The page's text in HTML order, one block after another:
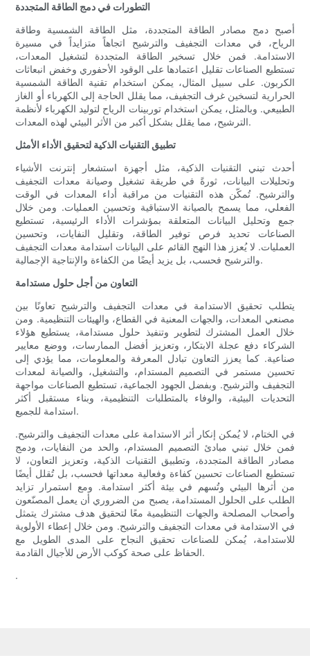
التطورات في دمج الطاقة المتجددة
أصبح دمج مصادر الطاقة المتجددة، مثل الطاقة الشمسية وطاقة
الرياح، في معدات التجفيف والترشيح اتجاهاً متزايداً في مسيرة
الاستدامة. فمن خلال تسخير الطاقة المتجددة لتشغيل المعدات،
تستطيع الصناعات تقليل اعتمادها على الوقود الأحفوري وخفض انبعاثات
الكربون. على سبيل المثال، يمكن استخدام تقنية الطاقة الشمسية
الحرارية لتسخين غرف التجفيف، مما يقلل الحاجة إلى الكهرباء أو الغاز
الطبيعي. وبالمثل، يمكن استخدام توربينات الرياح لتوليد الكهرباء لأنظمة
الترشيح، مما يقلل بشكل أكبر من الأثر البيئي لهذه المعدات.
تطبيق التقنيات الذكية لتحقيق الأداء الأمثل
أحدث تبني التقنيات الذكية، مثل أجهزة استشعار إنترنت الأشياء
وتحليلات البيانات، ثورةً في طريقة تشغيل وصيانة معدات التجفيف
والترشيح. تُمكّن هذه التقنيات من مراقبة أداء المعدات في الوقت
الفعلي، مما يسمح بالصيانة الاستباقية وتحسين العمليات. ومن خلال
جمع وتحليل البيانات المتعلقة بمؤشرات الأداء الرئيسية، تستطيع
الصناعات تحديد فرص توفير الطاقة، وتقليل النفايات، وتحسين
العمليات. لا يُعزز هذا النهج القائم على البيانات استدامة معدات التجفيف
والترشيح فحسب، بل يزيد أيضًا من الكفاءة والإنتاجية الإجمالية.
التعاون من أجل حلول مستدامة
يتطلب تحقيق الاستدامة في معدات التجفيف والترشيح تعاونًا بين
مصنعي المعدات، والجهات المعنية في القطاع، والهيئات التنظيمية. ومن
خلال العمل المشترك لتطوير وتنفيذ حلول مستدامة، يستطيع هؤلاء
الشركاء دفع عجلة الابتكار، وتعزيز أفضل الممارسات، ووضع معايير
صناعية. كما يعزز التعاون تبادل المعرفة والمعلومات، مما يؤدي إلى
تحسين مستمر في التصميم المستدام، والتشغيل، والصيانة لمعدات
التجفيف والترشيح. وبفضل الجهود الجماعية، تستطيع الصناعات مواجهة
التحديات البيئية، والوفاء بالمتطلبات التنظيمية، وبناء مستقبل أكثر
استدامة للجميع.
في الختام، لا يُمكن إنكار أثر الاستدامة على معدات التجفيف والترشيح.
فمن خلال تبني مبادئ التصميم المستدام، والحد من النفايات، ودمج
مصادر الطاقة المتجددة، وتطبيق التقنيات الذكية، وتعزيز التعاون، لا
تستطيع الصناعات تحسين كفاءة وفعالية معداتها فحسب، بل تُقلل أيضًا
من أثرها البيئي وتُسهم في بيئة أكثر استدامة. ومع استمرار تزايد
الطلب على الحلول المستدامة، يصبح من الضروري أن يعمل المصنّعون
وأصحاب المصلحة والجهات التنظيمية معًا لتحقيق هدف مشترك يتمثل
في الاستدامة في معدات التجفيف والترشيح. ومن خلال إعطاء الأولوية
للاستدامة، يُمكن للصناعات تحقيق النجاح على المدى الطويل مع
الحفاظ على صحة كوكب الأرض للأجيال القادمة.
.